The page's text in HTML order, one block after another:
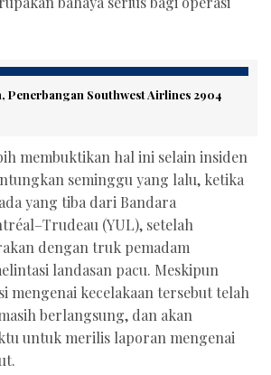
Penerbangan Southwest Airlines 2904
membuktikan hal ini selain insiden
seminggu yang lalu, ketika
yang tiba dari Bandara
(YUL), setelah
dengan truk pemadam
landasan pacu. Meskipun
mengenai kecelakaan tersebut telah
berlangsung, dan akan
untuk merilis laporan mengenai